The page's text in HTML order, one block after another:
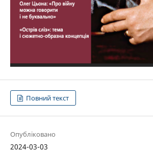
Повний текст
Опубліковано
2024-03-03